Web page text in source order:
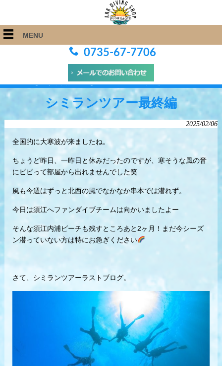
MENU
0735-67-7706
ARK Diving Shop 串本店 > Blog > シミランツアー最終編
シミランツアー最終編
2025/02/06
全国的に大寒波が来ましたね。
ちょうど昨日、一昨日と休みだったのですが、寒そうな風の音
にビビって部屋から出れませんでした笑
風も今週はずっと北西の風でなかなか串本では潜れず。
今日は須江へファンダイブチームは向かいましたよー
そんな須江内浦ビーチも残すところあと2ヶ月！まだ今シーズ
ン潜っていない方は特にお急ぎください
さて、シミランツアーラストブログ。